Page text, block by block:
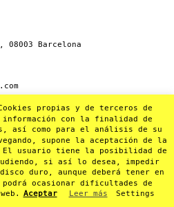
Barcelona
propias y de terceros de
con la finalidad de
así como para el análisis de su
supone la aceptación de la
El usuario tiene la posibilidad de
si así lo desea, impedir
duro, aunque deberá tener en
podrá ocasionar dificultades de
Aceptar Leer más Settings